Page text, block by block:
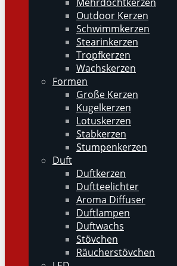
Outdoor Kerzen
Schwimmkerzen
Stearinkerzen
Tropfkerzen
Wachskerzen
Formen
Große Kerzen
Kugelkerzen
Lotuskerzen
Stabkerzen
Stumpenkerzen
Duft
Duftkerzen
Duftteelichter
Aroma Diffuser
Duftlampen
Duftwachs
Stövchen
Räucherstövchen